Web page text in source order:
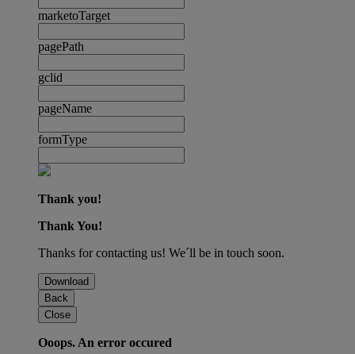
marketoTarget
pagePath
gclid
pageName
formType
Thank you!
Thank You!
Thanks for contacting us! We´ll be in touch soon.
Download
Back
Close
Ooops. An error occured